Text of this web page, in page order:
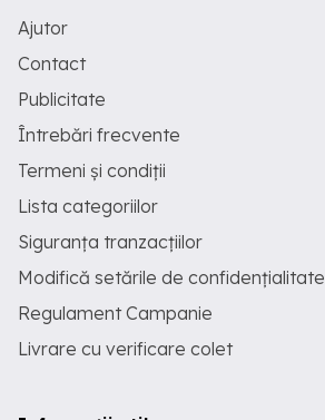
Ajutor
Contact
Publicitate
Întrebări frecvente
Termeni și condiții
Lista categoriilor
Siguranța tranzacțiilor
Modifică setările de confidențialitate
Regulament Campanie
Livrare cu verificare colet